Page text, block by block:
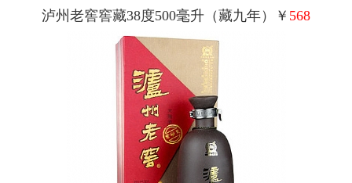
泸州老窖窖藏38度500毫升（藏九年）￥ 568